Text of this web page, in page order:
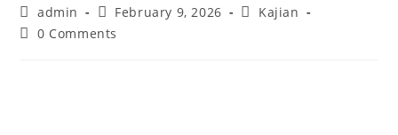
admin February 9, 2026
Kajian
0 Comments